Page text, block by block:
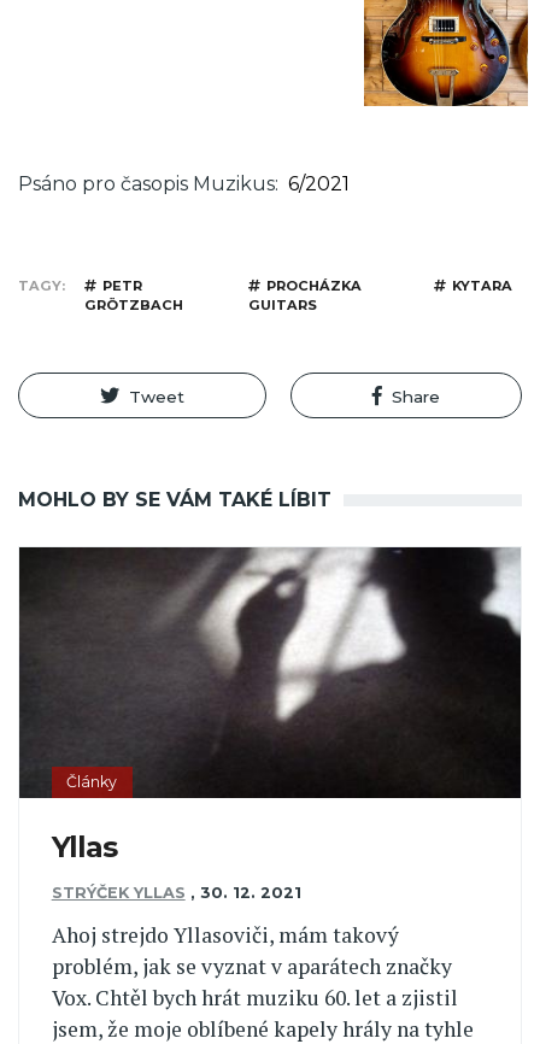
Psáno pro časopis Muzikus 6/2021
TAGY
PETR
GRÖTZBACH
PROCHÁZKA
GUITARS
KYTARA
Tweet Share
MOHLO BY SE VÁM TAKÉ LÍBIT
Články
Yllas
STRÝČEK YLLAS , 30. 12. 2021
Ahoj strejdo Yllasoviči, mám takový
problém, jak se vyznat v aparátech značky
Vox. Chtěl bych hrát muziku 60. let a zjistil
jsem, že moje oblíbené kapely hrály na tyhle